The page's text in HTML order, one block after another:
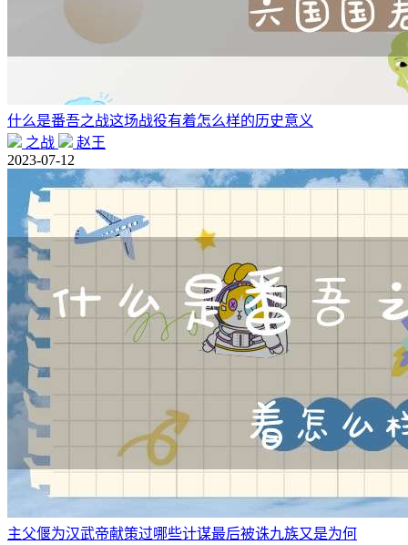
什么是番吾之战这场战役有着怎么样的历史意义
之战
赵王
2023-07-12
主父偃为汉武帝献策过哪些计谋最后被诛九族又是为何